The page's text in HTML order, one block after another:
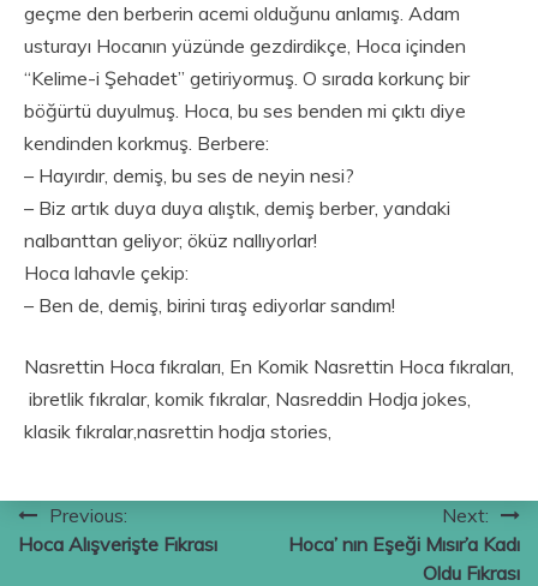
geçme den berberin acemi olduğunu anlamış. Adam
usturayı Hocanın yüzünde gezdirdikçe, Hoca içinden
“Kelime-i Şehadet” getiriyormuş. O sırada korkunç bir
böğürtü duyulmuş. Hoca, bu ses benden mi çıktı diye
kendinden korkmuş. Berbere:
– Hayırdır, demiş, bu ses de neyin nesi?
– Biz artık duya duya alıştık, demiş berber, yandaki
nalbanttan geliyor; öküz nallıyorlar!
Hoca lahavle çekip:
– Ben de, demiş, birini tıraş ediyorlar sandım!
Nasrettin Hoca fıkraları, En Komik Nasrettin Hoca fıkraları,
ibretlik fıkralar, komik fıkralar, Nasreddin Hodja jokes,
klasik fıkralar,nasrettin hodja stories,
Yazı
gezinmesi
Previous:
Hoca Alışverişte Fıkrası
Next:
Hoca’ nın Eşeği Mısır’a Kadı
Oldu Fıkrası